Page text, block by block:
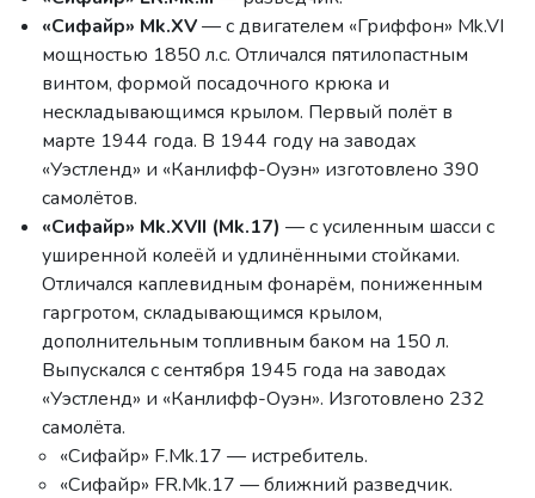
«Сифайр» Mk.XV— с двигателем «Гриффон» Mk.VI
мощностью 1850 л.с. Отличался пятилопастным
винтом, формой посадочного крюка и
нескладывающимся крылом. Первый полёт в
марте 1944 года. В 1944 году на заводах
«Уэстленд» и «Канлифф-Оуэн» изготовлено 390
самолётов.
«Сифайр» Mk.XVII (Mk.17) — с усиленным шасси с
уширенной колеёй и удлинёнными стойками.
Отличался каплевидным фонарём, пониженным
гаргротом, складывающимся крылом,
дополнительным топливным баком на 150 л.
Выпускался с сентября 1945 года на заводах
«Уэстленд» и «Канлифф-Оуэн». Изготовлено 232
самолёта.
«Сифайр» F.Mk.17 — истребитель.
«Сифайр» FR.Mk.17 — ближний разведчик.